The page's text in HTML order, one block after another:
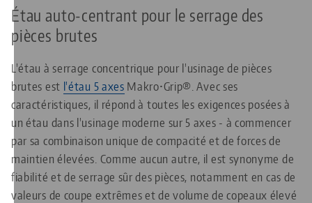
Étau auto-centrant pour le serrage des
pièces brutes
L'étau à serrage concentrique pour l'usinage de pièces
brutes est l'étau 5 axes Makro•Grip®. Avec ses
caractéristiques, il répond à toutes les exigences posées à
un étau dans l'usinage moderne sur 5 axes - à commencer
par sa combinaison unique de compacité et de forces de
maintien élevées. Comme aucun autre, il est synonyme de
fiabilité et de serrage sûr des pièces, notamment en cas de
valeurs de coupe extrêmes et de volume de copeaux élevé